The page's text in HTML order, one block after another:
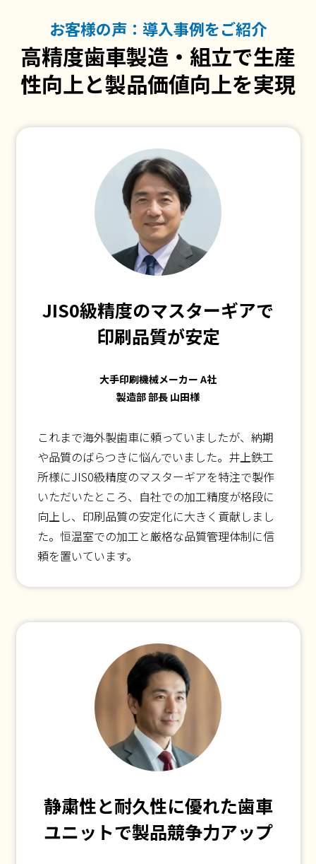
お客様の声：導入事例をご紹介
高精度歯車製造・組立で生産
性向上と製品価値向上を実現
JIS0級精度のマスターギアで
印刷品質が安定
大手印刷機械メーカー A社
製造部 部長 山田様
これまで海外製歯車に頼っていましたが、納期
や品質のばらつきに悩んでいました。井上鉄工
所様にJIS0級精度のマスターギアを特注で製作
いただいたところ、自社での加工精度が格段に
向上し、印刷品質の安定化に大きく貢献しまし
た。恒温室での加工と厳格な品質管理体制に信
頼を置いています。
静粛性と耐久性に優れた歯車
ユニットで製品競争力アップ